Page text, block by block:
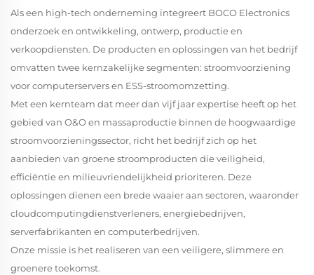
Als een high-tech onderneming integreert BOCO Electronics
onderzoek en ontwikkeling, ontwerp, productie en
verkoopdiensten. De producten en oplossingen van het bedrijf
omvatten twee kernzakelijke segmenten: stroomvoorziening
voor computerservers en ESS-stroomomzetting.
Met een kernteam dat meer dan vijf jaar expertise heeft op het
gebied van O&O en massaproductie binnen de hoogwaardige
stroomvoorzieningssector, richt het bedrijf zich op het
aanbieden van groene stroomproducten die veiligheid,
efficiëntie en milieuvriendelijkheid prioriteren. Deze
oplossingen dienen een brede waaier aan sectoren, waaronder
cloudcomputingdienstverleners, energiebedrijven,
serverfabrikanten en computerbedrijven.
Onze missie is het realiseren van een veiligere, slimmere en
groenere toekomst.